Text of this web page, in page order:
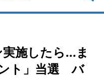
施したら...ま
ト」当選 バ